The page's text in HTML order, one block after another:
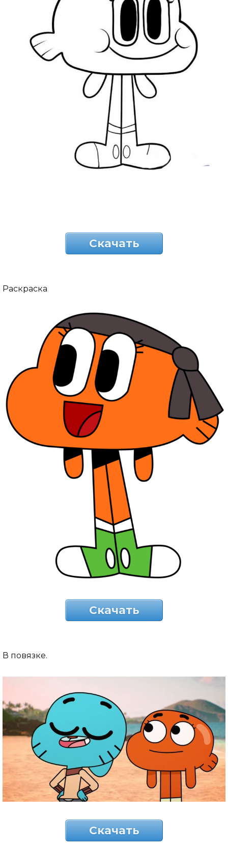
Скачать
Раскраска
Скачать
В повязке.
Скачать